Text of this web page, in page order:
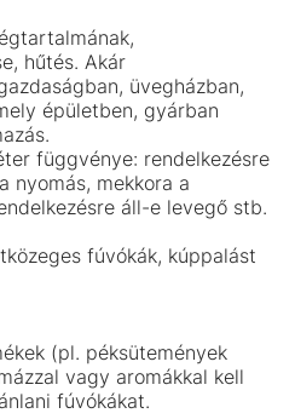
hűtés. Akár
üvegházban,
épületben, gyárban
függvénye: rendelkezésre
nyomás, mekkora a
áll-e levegő stb.
fúvókák, kúppalást
(pl. péksütemények
vagy aromákkal kell
fúvókákat.